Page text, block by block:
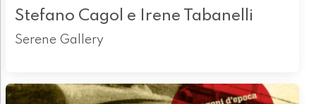
Stefano Cagol e Irene Tabanelli
Serene Gallery